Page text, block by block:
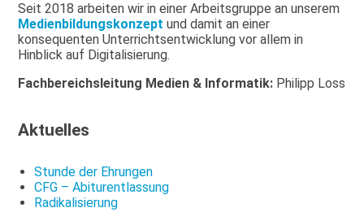
Seit 2018 arbeiten wir in einer Arbeitsgruppe an unserem
Medienbildungskonzept und damit an einer
konsequenten Unterrichtsentwicklung vor allem in
Hinblick auf Digitalisierung.
Fachbereichsleitung Medien & Informatik: Philipp Loss
Aktuelles
Stunde der Ehrungen
CFG – Abiturentlassung
Radikalisierung